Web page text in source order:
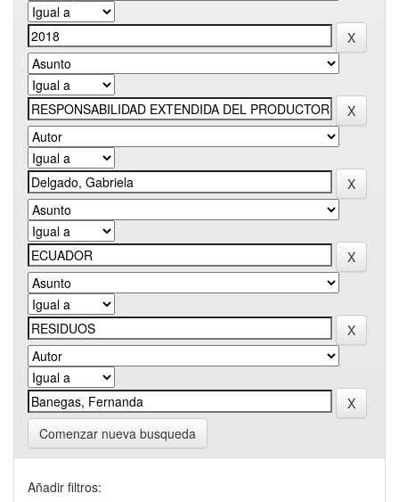
Comenzar nueva busqueda
Añadir filtros: